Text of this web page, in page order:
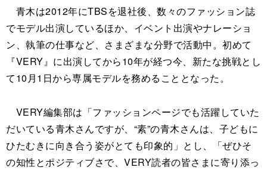
青木は2012年にTBSを退社後、数々のファッション誌
でモデル出演しているほか、イベント出演やナレーショ
ン、執筆の仕事など、さまざまな分野で活動中。初めて
『VERY』に出演してから10年が経つ今、新たな挑戦とし
て10月1日から専属モデルを務めることとなった。
VERY編集部は「ファッションページでも活躍していた
だいている青木さんですが、“素”の青木さんは、子どもに
ひたむきに向き合う姿がとても印象的」とし、「ぜひそ
の知性とポジティブさで、VERY読者の皆さまに寄り添っ